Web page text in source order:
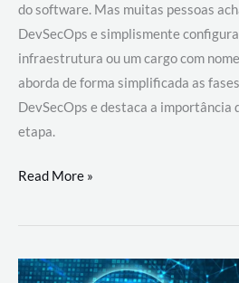
do software. Mas muitas pessoas
DevSecOps e simplismente
infraestrutura ou um cargo com
aborda de forma simplificada as
DevSecOps e destaca a importância
etapa.
DevSecOps
Prática:
Desenvolvimento,
Read More »